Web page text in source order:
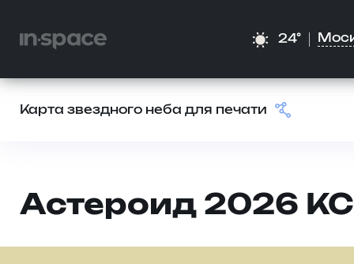
24°
Карта звездного неба для печати
Астероид 2026 KC